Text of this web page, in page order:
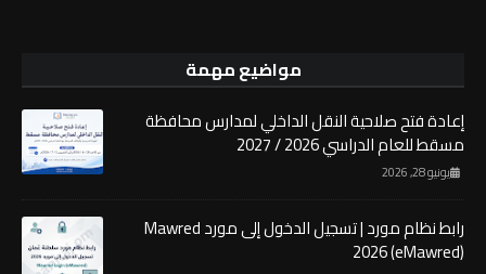
مواضيع مهمة
إعادة فتح صلاحية النقل الداخلي لمدارس محافظة
مسقط للعام الدراسي 2026 / 2027
يونيو 28, 2026
رابط نظام مورد | تسجيل الدخول إلى مورد Mawred
2026 (eMawred)